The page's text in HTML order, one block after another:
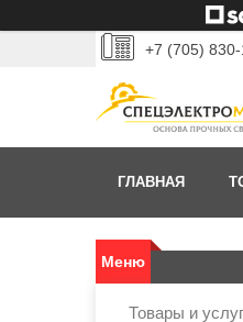
+7 (705) 830-
ГЛАВНАЯ
Товары и